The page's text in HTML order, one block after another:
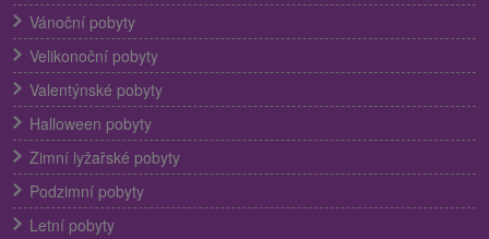
Vánoční pobyty
Velikonoční pobyty
Valentýnské pobyty
Halloween pobyty
Zimní lyžařské pobyty
Podzimní pobyty
Letní pobyty